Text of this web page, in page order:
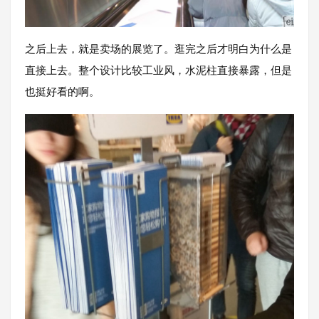
之后上去，就是卖场的展览了。逛完之后才明白为什么是
直接上去。整个设计比较工业风，水泥柱直接暴露，但是
也挺好看的啊。